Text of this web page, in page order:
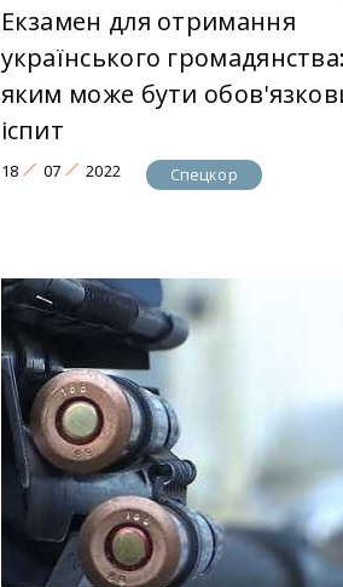
Екзамен для отримання
українського громадянства:
яким може бути
іспит
18 07 2022 Спецкор